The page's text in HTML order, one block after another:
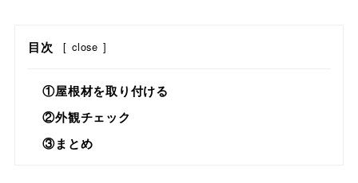
目次 [ close ]
①屋根材を取り付ける
②外観チェック
③まとめ